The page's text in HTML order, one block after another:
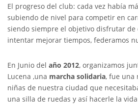
El progreso del club: cada vez había
subiendo de nivel para competir en
siendo siempre el objetivo disfrutar de
intentar mejorar tiempos, federamos
En Junio del año 2012, organizamos
Lucena ,una marcha solidaria, fue una
niñas de nuestra ciudad que
una silla de ruedas y así hacerle la